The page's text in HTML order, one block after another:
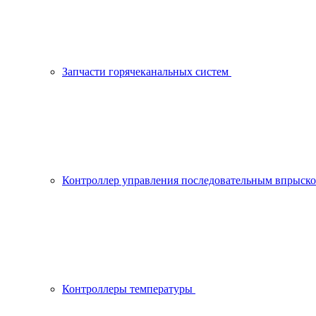
Запчасти горячеканальных систем
Контроллер управления последовательным
Контроллеры температуры